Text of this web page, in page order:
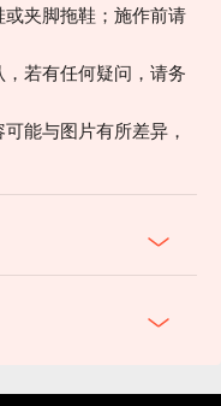
夹脚拖鞋；施作前请
若有任何疑问，请务
能与图片有所差异，